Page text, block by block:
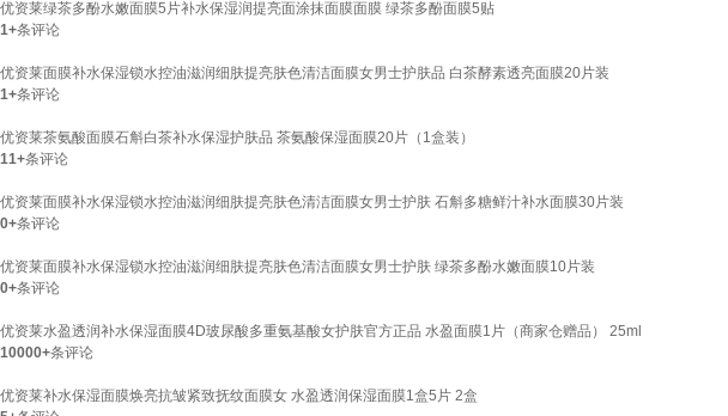
优资莱绿茶多酚水嫩面膜5片补水保湿润提亮面涂抹面膜面膜 绿茶多酚面膜5贴
1+条评论
优资莱面膜补水保湿锁水控油滋润细肤提亮肤色清洁面膜女男士护肤品 白茶酵素透亮面膜20片装
1+条评论
优资莱茶氨酸面膜石斛白茶补水保湿护肤品 茶氨酸保湿面膜20片（1盒装）
11+条评论
优资莱面膜补水保湿锁水控油滋润细肤提亮肤色清洁面膜女男士护肤 石斛多糖鲜汁补水面膜30片装
0+条评论
优资莱面膜补水保湿锁水控油滋润细肤提亮肤色清洁面膜女男士护肤 绿茶多酚水嫩面膜10片装
0+条评论
优资莱水盈透润补水保湿面膜4D玻尿酸多重氨基酸女护肤官方正品 水盈面膜1片（商家仓赠品） 25ml
10000+条评论
优资莱补水保湿面膜焕亮抗皱紧致抚纹面膜女 水盈透润保湿面膜1盒5片 2盒